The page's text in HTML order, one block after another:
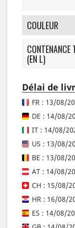
COULEUR
CONTENANCE
(EN L)
Délai de
FR : 13/08/
DE : 14/08/
IT : 14/08/
US : 13/08/
BE : 13/08/
AT : 14/08/
CH : 15/08/
HR : 16/08/
ES : 14/08/